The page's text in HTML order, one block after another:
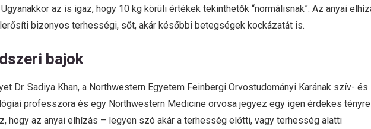
az is igaz, hogy 10 kg körüli értékek tekinthetők “normálisnak”. Az anyai
bizonyos terhességi, sőt, akár későbbi betegségek kockázatát is.
bajok
Dr. Sadiya Khan, a Northwestern Egyetem Feinbergi Orvostudományi Karának szív- és
professzora és egy Northwestern Medicine orvosa jegyez egy igen érdekes
hogy az anyai elhízás – legyen szó akár a terhesség előtti, vagy terhesség alatti